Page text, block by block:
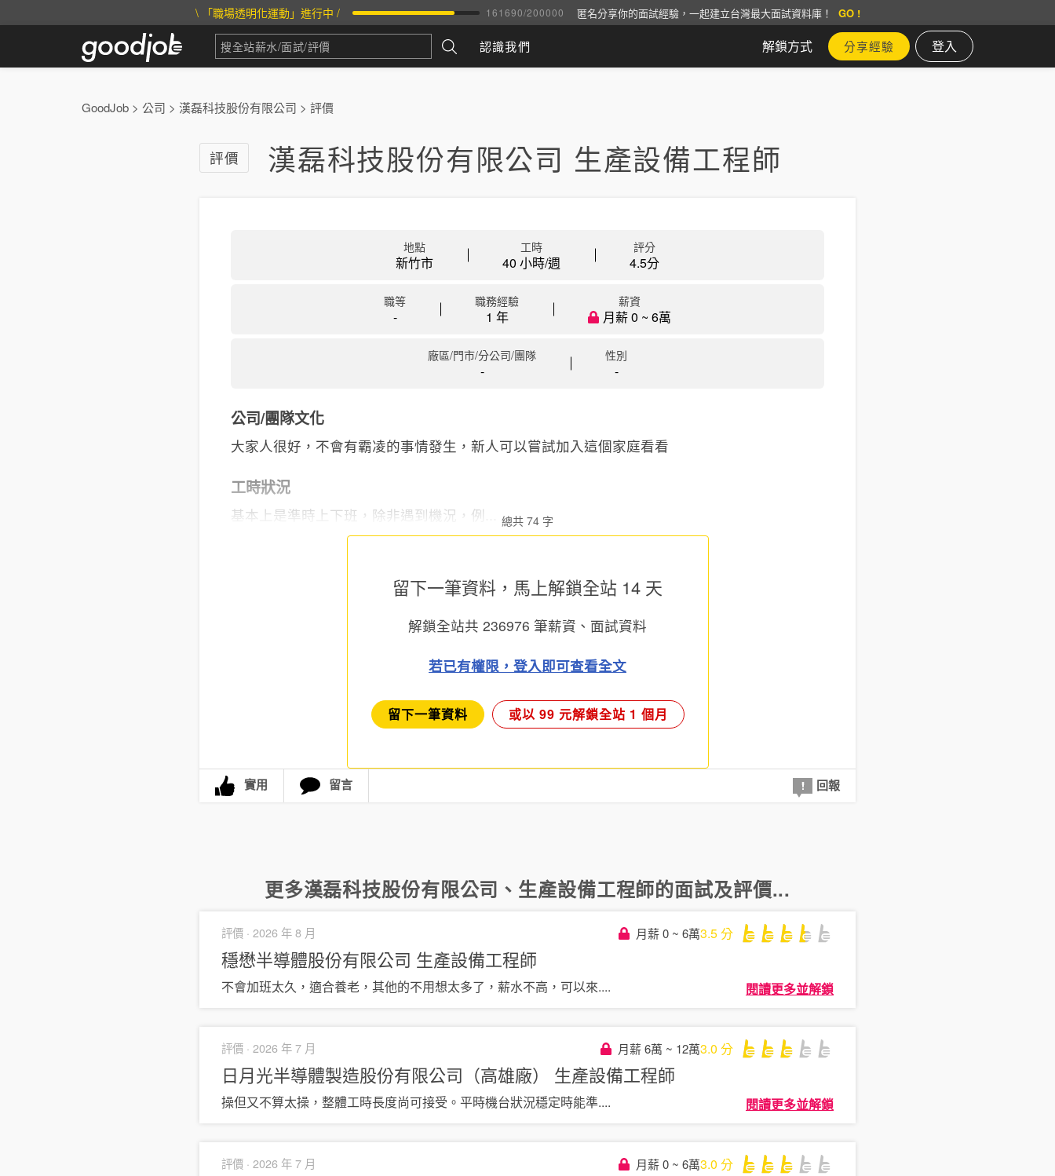
\ 「職場透明化運動」進行中 / 161690/200000 匿名分享你的面試經驗，一起建立台灣最大面試資料庫！ GO !
認識我們 解鎖方式 分享經驗 登入
GoodJob > 公司 > 漢磊科技股份有限公司 > 評價
評價 漢磊科技股份有限公司 生產設備工程師
地點
新竹市
工時
40 小時/週
評分
4.5分
職等
-
職務經驗
1 年
薪資
月薪 0 ~ 6萬
廠區/門市/分公司/團隊
-
性別
-
公司/團隊文化
大家人很好，不會有霸凌的事情發生，新人可以嘗試加入這個家庭看看
工時狀況
基本上是準時上下班，除非遇到機況，例... 總共 74 字
留下一筆資料，馬上解鎖全站 14 天
解鎖全站共 236976 筆薪資、面試資料
若已有權限，登入即可查看全文
留下一筆資料 或以 99 元解鎖全站 1 個月
實用 留言 回報
更多漢磊科技股份有限公司 、 生產設備工程師的面試及評價...
評價 · 2026 年 8 月 月薪 0 ~ 6萬3.5分
穩懋半導體股份有限公司 生產設備工程師
不會加班太久，適合養老，其他的不用想太多了，薪水不高，可以來.... 閱讀更多並解鎖
評價 · 2026 年 7 月 月薪 6萬 ~ 12萬3.0 分
日月光半導體製造股份有限公司（高雄廠） 生產設備工程師
操但又不算太操，整體工時長度尚可接受。平時機台狀況穩定時能準.... 閱讀更多並解鎖
評價 · 2026 年 7 月 月薪 0 ~ 6萬3.0 分